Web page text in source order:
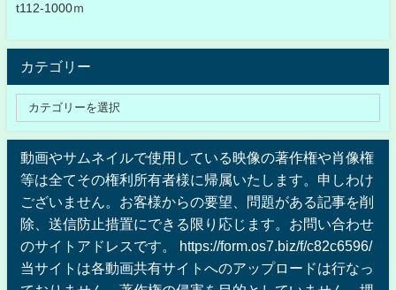
t112-1000ｍ
カテゴリー
動画やサムネイルで使用している映像の著作権や肖像権
等は全てその権利所有者様に帰属いたします。申しわけ
ございません。お客様からの要望、問題がある記事を削
除、送信防止措置にできる限り応じます。お問い合わせ
のサイトアドレスです。 https://form.os7.biz/f/c82c6596/
当サイトは各動画共有サイトへのアップロードは行なっ